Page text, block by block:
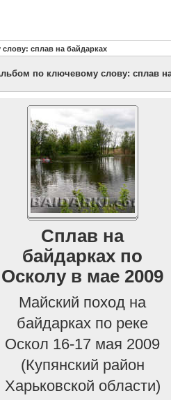
сплав на байдарках
по ключевому слову: сплав
Сплав на
байдарках по
Осколу в мае 2009
Майский поход на
байдарках по реке
Оскол 16-17 мая 2009
(Купянский район
Харьковской области)